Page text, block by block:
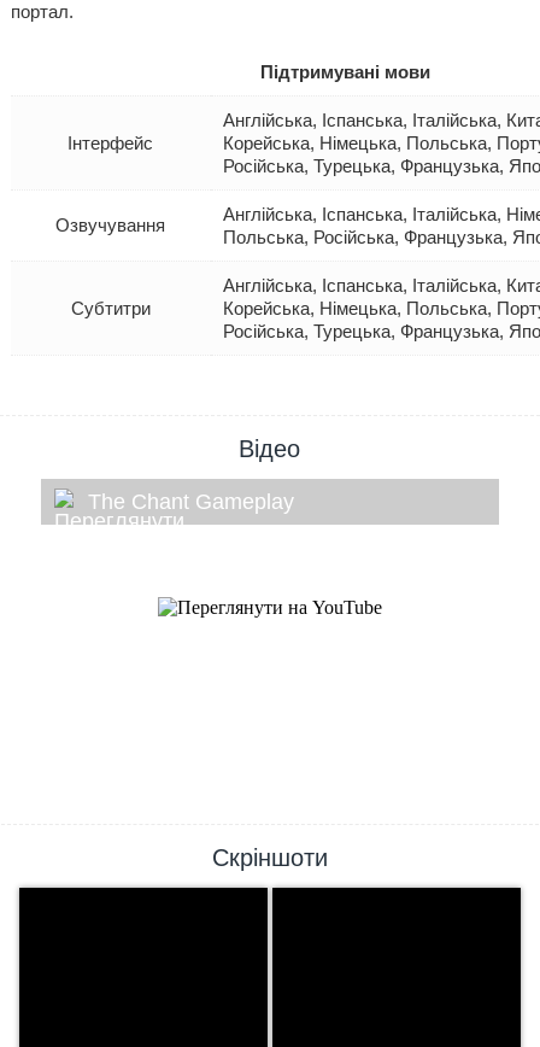
портал.
Підтримувані мови
Інтерфейс
Англійська, Іспанська, Італійська,
Корейська, Німецька, Польська,
Російська, Турецька, Французька,
Озвучування
Англійська, Іспанська, Італійська,
Польська, Російська, Французька,
Субтитри
Англійська, Іспанська, Італійська,
Корейська, Німецька, Польська,
Російська, Турецька, Французька,
Відео
The Chant Gameplay
Скріншоти